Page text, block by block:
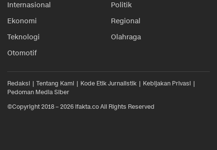
Internasional
Politik
Ekonomi
Regional
Teknologi
Olahraga
Otomotif
Redaksi Tentang Kami Kode Etik Jurnalistik
Kebijakan Privasi
Pedoman Media Siber
©Copyright 2018 – 2026 ifakta.co All Rights Reserved